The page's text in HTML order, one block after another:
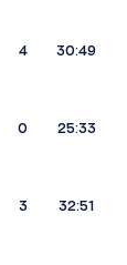
4 30:49
0 25:33
3 32:51